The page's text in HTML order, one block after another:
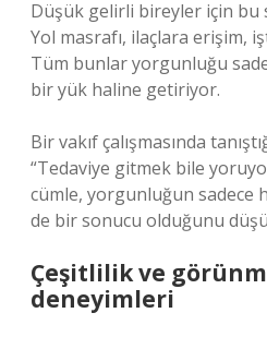
Düşük gelirli bireyler için bu
Yol masrafı, ilaçlara erişim,
Tüm bunlar yorgunluğu
bir yük haline getiriyor.
Bir vakıf çalışmasında
“Tedaviye gitmek bile
cümle, yorgunluğun sadece
de bir sonucu olduğunu
Çeşitlilik ve
deneyimleri